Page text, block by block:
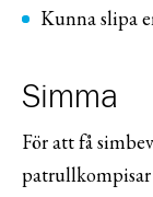
Kunna slipa
Simma
För att få